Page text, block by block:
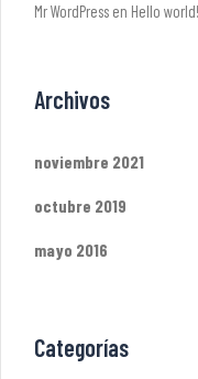
Mr WordPress en Hello world!
Archivos
noviembre 2021
octubre 2019
mayo 2016
Categorías